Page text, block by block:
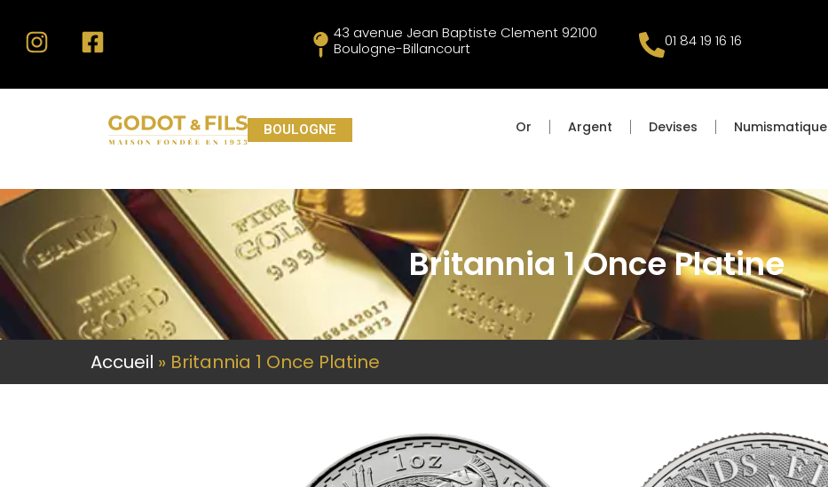
43 avenue Jean Baptiste Clement 92100
Boulogne-Billancourt
01 84 19 16 16
BOULOGNE Or Argent Devises Numismatique
Britannia 1 Once Platine
Accueil » Britannia 1 Once Platine